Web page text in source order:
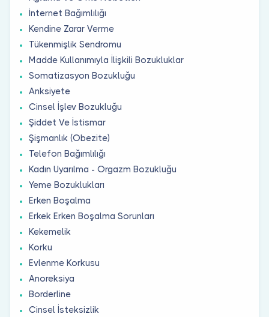
İnternet Bağımlılığı
Kendine Zarar Verme
Tükenmişlik Sendromu
Madde Kullanımıyla İlişkili Bozukluklar
Somatizasyon Bozukluğu
Anksiyete
Cinsel İşlev Bozukluğu
Şiddet Ve İstismar
Şişmanlık (Obezite)
Telefon Bağımlılığı
Kadın Uyarılma - Orgazm Bozukluğu
Yeme Bozuklukları
Erken Boşalma
Erkek Erken Boşalma Sorunları
Kekemelik
Korku
Evlenme Korkusu
Anoreksiya
Borderline
Cinsel İsteksizlik